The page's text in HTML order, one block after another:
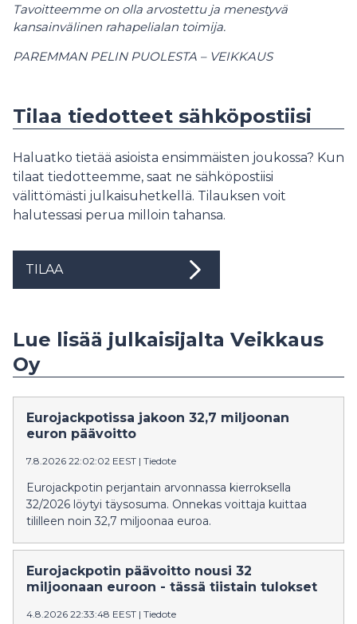
Tavoitteemme on olla arvostettu ja menestyvä
kansainvälinen rahapelialan toimija.
PAREMMAN PELIN PUOLESTA – VEIKKAUS
Tilaa tiedotteet sähköpostiisi
Haluatko tietää asioista ensimmäisten joukossa? Kun
tilaat tiedotteemme, saat ne sähköpostiisi
välittömästi julkaisuhetkellä. Tilauksen voit
halutessasi perua milloin tahansa.
TILAA
Lue lisää julkaisijalta Veikkaus
Oy
Eurojackpotissa jakoon 32,7 miljoonan
euron päävoitto
7.8.2026 22:02:02 EEST | Tiedote
Eurojackpotin perjantain arvonnassa kierroksella
32/2026 löytyi täysosuma. Onnekas voittaja kuittaa
tililleen noin 32,7 miljoonaa euroa.
Eurojackpotin päävoitto nousi 32
miljoonaan euroon - tässä tiistain tulokset
4.8.2026 22:33:48 EEST | Tiedote